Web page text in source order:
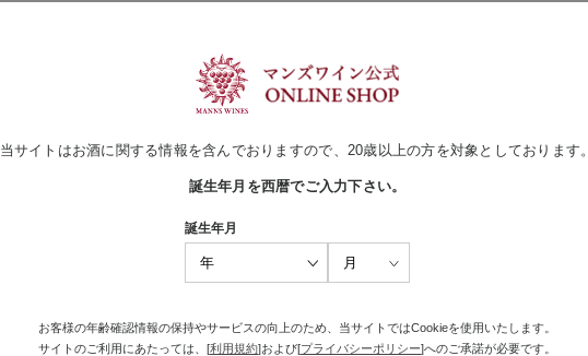
最近見た商品がありません。
当サイトはお酒に関する情報を含んでおりますので、20歳以上の方を対象としております。
誕生年月を西暦でご入力下さい。
誕生年月
お客様の年齢確認情報の保持やサービスの向上のため、当サイトではCookieを使用いたします。
サイトのご利用にあたっては、[利用規約]および[プライバシーポリシー]へのご承諾が必要です。